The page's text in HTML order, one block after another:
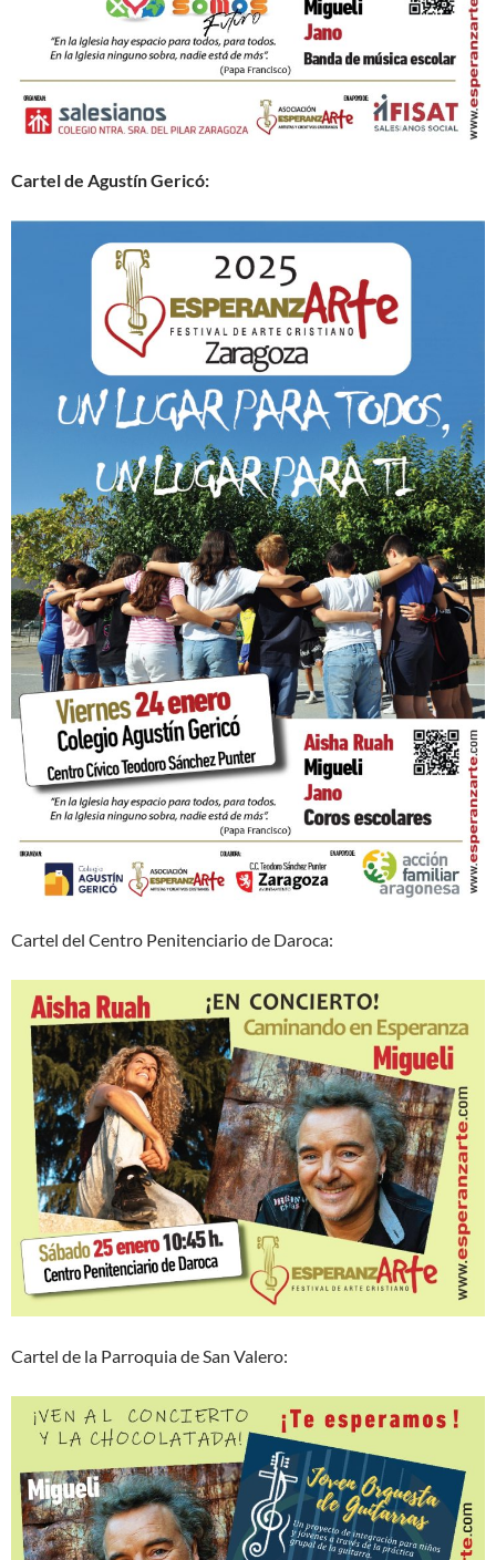
Cartel de Agustín Gericó:
Cartel del Centro Penitenciario de Daroca:
Cartel de la Parroquia de San Valero: